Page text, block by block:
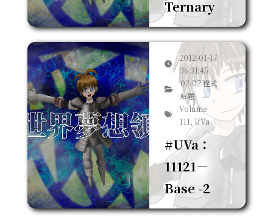
Ternary
2012-01-17
06:31:45
02-02 程式
解題
Volume
111, UVa
#UVa：
11121－
Base -2